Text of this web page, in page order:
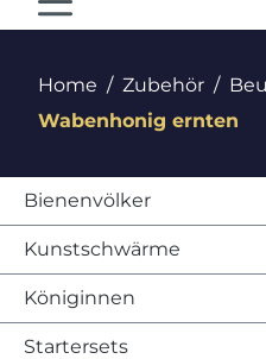
Home Zubehör
Wabenhonig ernten
Bienenvölker
Kunstschwärme
Königinnen
Startersets